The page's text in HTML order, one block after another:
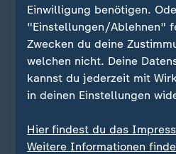
Übersicht der Wettkämpfe
Zeitplan, Ergebnisse
Medaillenspiegel
Die Olympischen
Ergebnisse und
Einwilligung benötigen.
"Einstellungen/Ablehnen"
Zwecken du deine
welchen nicht. Deine
kannst du jederzeit mit
in deinen Einstellungen
Hier findest du das
Weitere Informationen